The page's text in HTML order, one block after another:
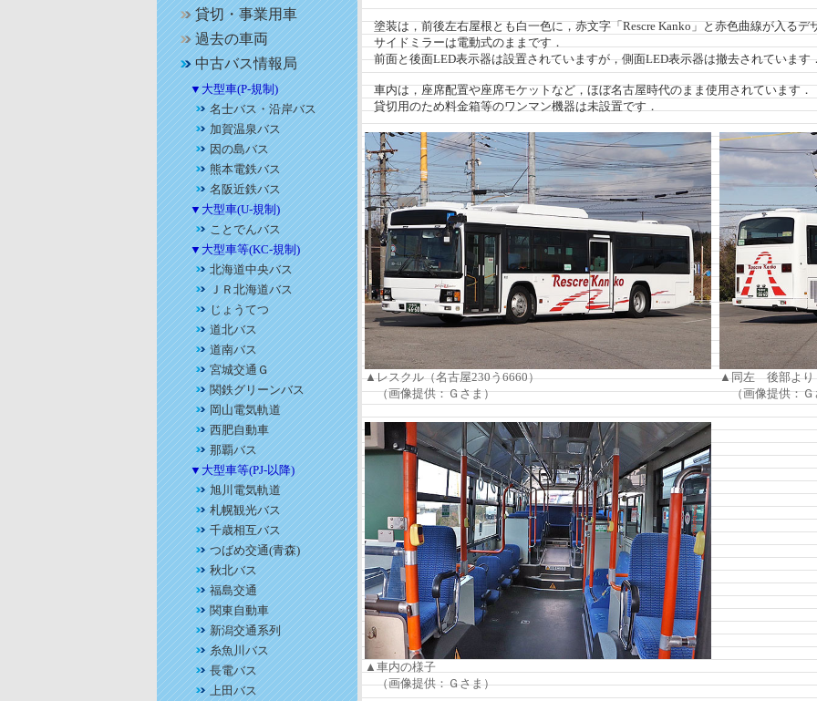
貸切・事業用車
過去の車両
中古バス情報局
▼大型車(P-規制)
名士バス・沿岸バス
加賀温泉バス
因の島バス
熊本電鉄バス
名阪近鉄バス
▼大型車(U-規制)
ことでんバス
▼大型車等(KC-規制)
北海道中央バス
ＪＲ北海道バス
じょうてつ
道北バス
道南バス
宮城交通Ｇ
関鉄グリーンバス
岡山電気軌道
西肥自動車
那覇バス
▼大型車等(PJ-以降)
旭川電気軌道
札幌観光バス
千歳相互バス
つばめ交通(青森)
秋北バス
福島交通
関東自動車
新潟交通系列
糸魚川バス
長電バス
上田バス
塗装は，前後左右屋根とも白一色に，赤文字「Rescre Kanko」と赤色曲線が入るデ
サイドミラーは電動式のままです．
前面と後面LED表示器は設置されていますが，側面LED表示器は撤去されています
車内は，座席配置や座席モケットなど，ほぼ名古屋時代のまま使用されています．
貸切用のため料金箱等のワンマン機器は未設置です．
▲レスクル（名古屋230う6660）
（画像提供：Ｇさま）
▲同左 後部より
（画像提供：Ｇ
▲車内の様子
（画像提供：Ｇさま）